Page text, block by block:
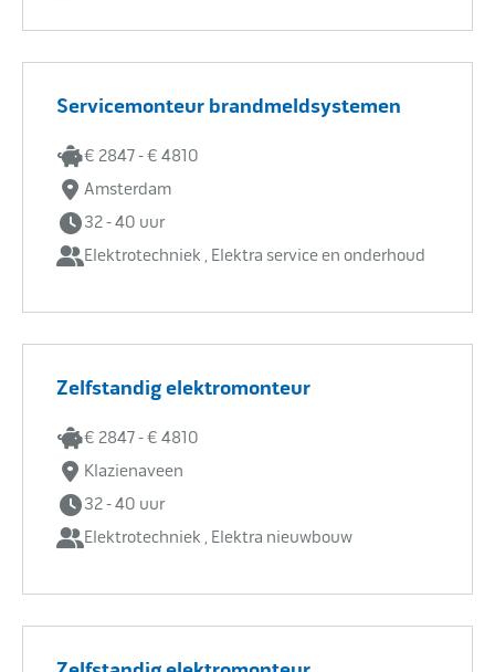
Servicemonteur brandmeldsystemen
€ 2847 - € 4810
Amsterdam
32 - 40 uur
Elektrotechniek , Elektra service en onderhoud
Zelfstandig elektromonteur
€ 2847 - € 4810
Klazienaveen
32 - 40 uur
Elektrotechniek , Elektra nieuwbouw